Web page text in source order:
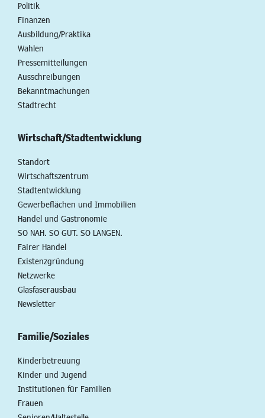
Politik
Finanzen
Ausbildung/Praktika
Wahlen
Pressemitteilungen
Ausschreibungen
Bekanntmachungen
Stadtrecht
Wirtschaft/Stadtentwicklung
Standort
Wirtschaftszentrum
Stadtentwicklung
Gewerbeflächen und Immobilien
Handel und Gastronomie
SO NAH. SO GUT. SO LANGEN.
Fairer Handel
Existenzgründung
Netzwerke
Glasfaserausbau
Newsletter
Familie/Soziales
Kinderbetreuung
Kinder und Jugend
Institutionen für Familien
Frauen